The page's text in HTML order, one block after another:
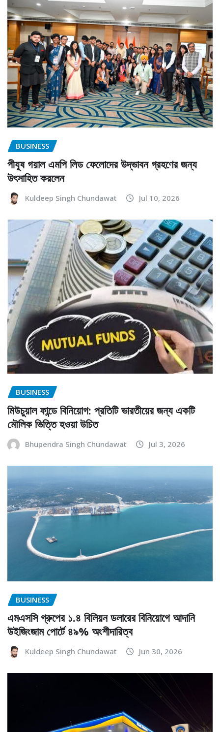
BUSINESS
পীযূষ গয়াল এমপি লিড ফেলোদের উদ্ভাবন গ্রহণের জন্য
উৎসাহিত করলেন
Kuldeep Singh Chundawat Jul 10, 2026
BUSINESS
মিউচুয়াল ফান্ডে বিনিয়োগ: প্রতিটি ভারতীয়ের জন্য একটি
মৌলিক ভিত্তি হওয়া উচিত
Bhupendra Singh Chundawat Jul 3, 2026
BUSINESS
এমএসসি গ্রুপের ১.৪ বিলিয়ন ডলারের বিনিয়োগে আদানি
উইজিংজাম পোর্টে ৪৯% অংশীদারিত্ব
Kuldeep Singh Chundawat Jun 30, 2026